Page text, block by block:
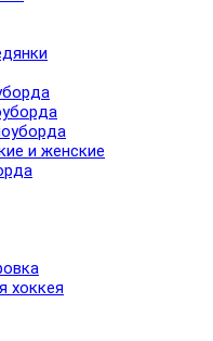
и женские
хоккея